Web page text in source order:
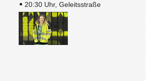
20:30 Uhr, Geleitsstraße